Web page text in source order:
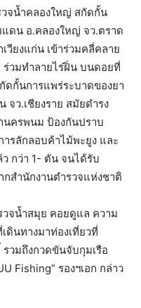
จน้ำคลองใหญ่ สกัดกั้น
แดน อ.คลองใหญ่ จว.ตราด
วียงแก่น เข้าร่วมคลี่คลาย
ร่วมทำลายไร่ฝิ่น บนดอยที่
ดกั้นการแพร่ระบาดของยา
จว.เชียงราย สมัยดำรง
นครพนม ป้องกันปราบ
รลักลอบค้าไม้พะยูง และ
กว่า 1- ตัน จนได้รับ
กสำนักงานตำรวจแห่งชาติ
จน้ำสมุย คอยดูแล ความ
ดินทางมาท่องเที่ยวที่
วมถึงกวดขันจับกุมเรือ
Fishing” รองฯเอก กล่าว